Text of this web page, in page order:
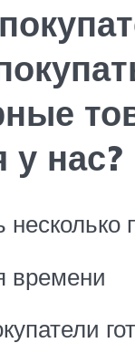
у нас?
несколько
времени